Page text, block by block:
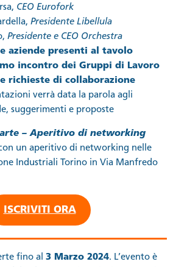
CEO Eurofork
Presidente Libellula
Presidente e CEO Orchestra
aziende presenti al tavolo
incontro dei Gruppi di Lavoro
richieste di collaborazione
verrà data la parola agli
suggerimenti e proposte
– Aperitivo di networking
un aperitivo di networking nelle
Industriali Torino in Via Manfredo
ISCRIVITI ORA
fino al 3 Marzo 2024. L’evento è